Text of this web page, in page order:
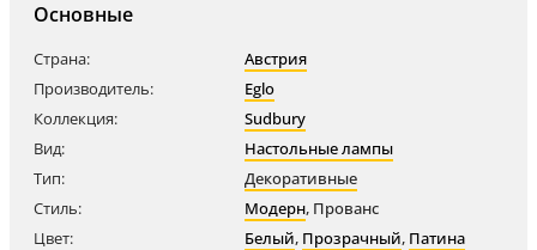
Основные
Страна:
Австрия
Производитель:
Eglo
Коллекция:
Sudbury
Вид:
Настольные лампы
Тип:
Декоративные
Стиль:
Модерн, Прованс
Цвет:
Белый, Прозрачный, Патина